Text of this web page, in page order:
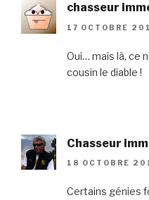
chasseur
17 OCTOBRE
Oui… mais là, ce
cousin le diable !
Chasseur
18 OCTOBRE
Certains génies